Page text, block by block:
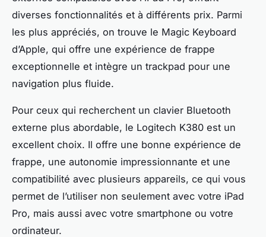
diverses fonctionnalités et à différents prix. Parmi
les plus appréciés, on trouve le Magic Keyboard
d’Apple, qui offre une expérience de frappe
exceptionnelle et intègre un trackpad pour une
navigation plus fluide.
Pour ceux qui recherchent un clavier Bluetooth
externe plus abordable, le Logitech K380 est un
excellent choix. Il offre une bonne expérience de
frappe, une autonomie impressionnante et une
compatibilité avec plusieurs appareils, ce qui vous
permet de l’utiliser non seulement avec votre iPad
Pro, mais aussi avec votre smartphone ou votre
ordinateur.